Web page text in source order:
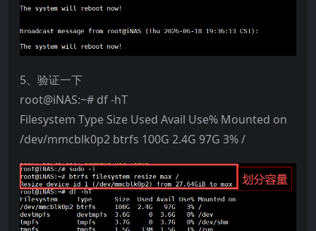
5、验证一下
root@iNAS:~# df -hT
Filesystem Type Size Used Avail Use% Mounted on
/dev/mmcblk0p2 btrfs 100G 2.4G 97G 3% /